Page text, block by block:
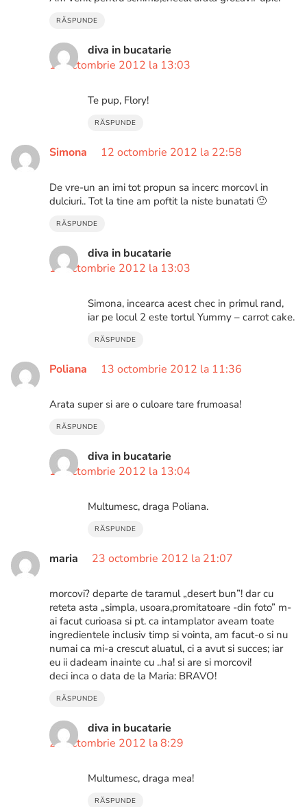
RĂSPUNDE
diva in bucatarie
13 octombrie 2012 la 13:03
Te pup, Flory!
RĂSPUNDE
Simona 12 octombrie 2012 la 22:58
De vre-un an imi tot propun sa incerc morcovl in
dulciuri.. Tot la tine am poftit la niste bunatati 🙂
RĂSPUNDE
diva in bucatarie
13 octombrie 2012 la 13:03
Simona, incearca acest chec in primul rand,
iar pe locul 2 este tortul Yummy – carrot cake.
RĂSPUNDE
Poliana 13 octombrie 2012 la 11:36
Arata super si are o culoare tare frumoasa!
RĂSPUNDE
diva in bucatarie
13 octombrie 2012 la 13:04
Multumesc, draga Poliana.
RĂSPUNDE
maria 23 octombrie 2012 la 21:07
morcovi? departe de taramul „desert bun”! dar cu
reteta asta „simpla, usoara,promitatoare -din foto” m-
ai facut curioasa si pt. ca intamplator aveam toate
ingredientele inclusiv timp si vointa, am facut-o si nu
numai ca mi-a crescut aluatul, ci a avut si succes; iar
eu ii dadeam inainte cu ..ha! si are si morcovi!
deci inca o data de la Maria: BRAVO!
RĂSPUNDE
diva in bucatarie
26 octombrie 2012 la 8:29
Multumesc, draga mea!
RĂSPUNDE